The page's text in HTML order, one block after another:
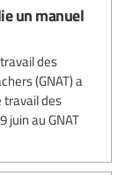
un manuel
des
(GNAT) a
travail des
juin au GNAT